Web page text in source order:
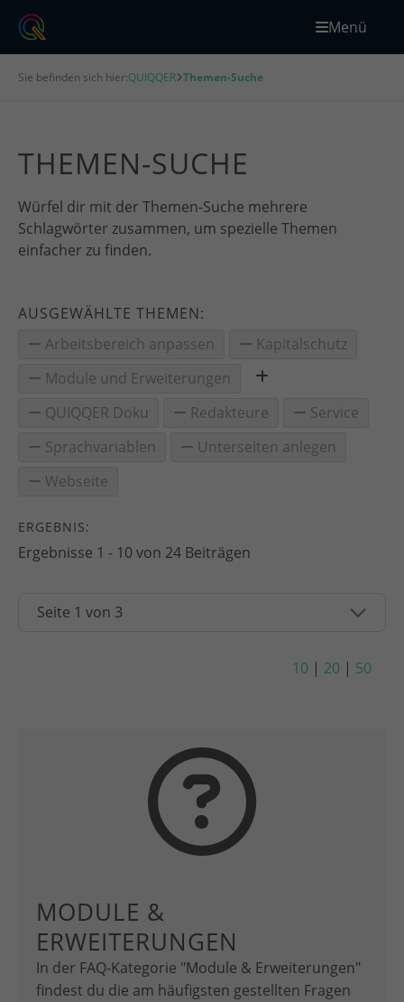
Menü
Sie befinden sich hier:QUIQQER Themen-Suche
THEMEN-SUCHE
Würfel dir mit der Themen-Suche mehrere
Schlagwörter zusammen, um spezielle Themen
einfacher zu finden.
AUSGEWÄHLTE THEMEN:
Arbeitsbereich anpassen
Kapitalschutz
Module und Erweiterungen
QUIQQER Doku
Redakteure
Service
Sprachvariablen
Unterseiten anlegen
Webseite
ERGEBNIS:
Ergebnisse 1 - 10 von 24 Beiträgen
10 | 20 | 50
MODULE &
ERWEITERUNGEN
In der FAQ-Kategorie "Module & Erweiterungen"
findest du die am häufigsten gestellten Fragen